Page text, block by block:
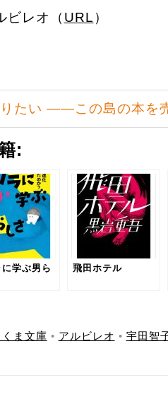
ビレオ（ URL ）
たい ――この島の本を
:
学ぶ男ら
飛田ホテル
くま文庫 • アルビレオ • 宇田智